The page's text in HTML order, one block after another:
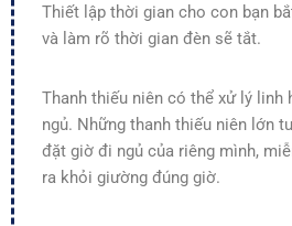
Thiết lập thời gian cho con bạn
và làm rõ thời gian đèn sẽ tắt.
Thanh thiếu niên có thể xử lý linh
ngủ. Những thanh thiếu niên lớn
đặt giờ đi ngủ của riêng mình,
ra khỏi giường đúng giờ.